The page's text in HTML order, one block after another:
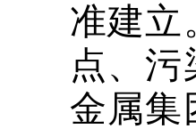
准建立
点、
金属集